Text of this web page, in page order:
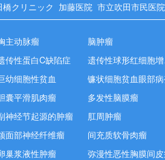
橋クリニック 加藤医院 市立吹田市民医
主动脉瘤
脑肿瘤
传性蛋白C缺陷症
幼细胞性贫血
镰状细胞贫血眼部
囊平滑肌肉瘤
多发性脑膜瘤
神经节起源的肿瘤
肛周肿瘤
面部神经纤维瘤
间充质软骨肉瘤
巢浆液性肿瘤
弥漫性恶性胸膜间